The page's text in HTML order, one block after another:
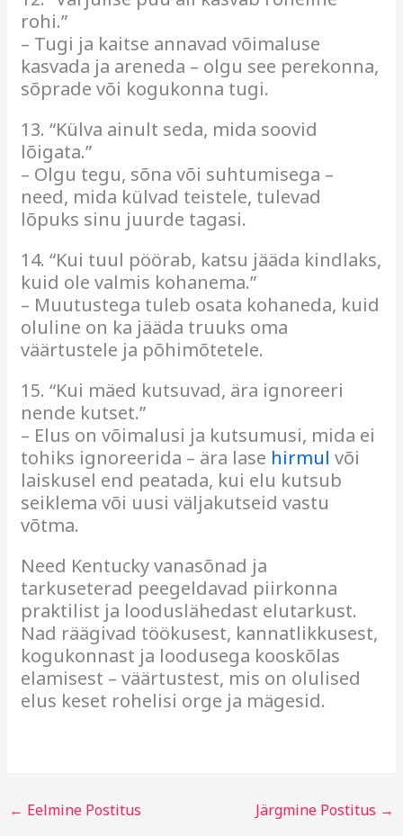
rohi.”
– Tugi ja kaitse annavad võimaluse
kasvada ja areneda – olgu see perekonna,
sõprade või kogukonna tugi.
13. “Külva ainult seda, mida soovid
lõigata.”
– Olgu tegu, sõna või suhtumisega –
need, mida külvad teistele, tulevad
lõpuks sinu juurde tagasi.
14. “Kui tuul pöörab, katsu jääda kindlaks,
kuid ole valmis kohanema.”
– Muutustega tuleb osata kohaneda, kuid
oluline on ka jääda truuks oma
väärtustele ja põhimõtetele.
15. “Kui mäed kutsuvad, ära ignoreeri
nende kutset.”
– Elus on võimalusi ja kutsumusi, mida ei
tohiks ignoreerida – ära lase hirmul või
laiskusel end peatada, kui elu kutsub
seiklema või uusi väljakutseid vastu
võtma.
Need Kentucky vanasõnad ja
tarkuseterad peegeldavad piirkonna
praktilist ja looduslähedast elutarkust.
Nad räägivad töökusest, kannatlikkusest,
kogukonnast ja loodusega kooskõlas
elamisest – väärtustest, mis on olulised
elus keset rohelisi orge ja mägesid.
← Eelmine Postitus Järgmine Postitus →